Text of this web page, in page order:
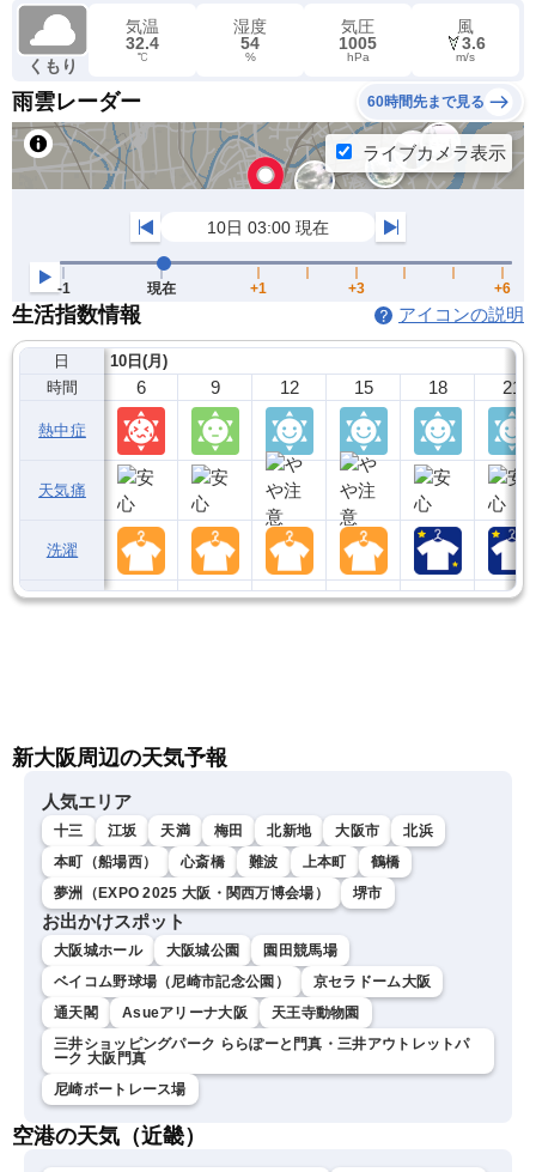
くもり
気温
32.4
℃
湿度
54
%
気圧
1005
hPa
風
3.6
m/s
雨雲レーダー 60時間先まで見る
生活指数情報 アイコンの説明
日
時間
熱中症
天気痛
洗濯
10日(月)
6 9 12 15 18 21
新大阪周辺の天気予報
人気エリア
十三 江坂 天満 梅田 北新地 大阪市
北浜
本町（船場西）
心斎橋 難波 上本町
鶴橋
夢洲（EXPO 2025 大阪・関西万博会場）
堺市
お出かけスポット
大阪城ホール 大阪城公園
園田競馬場
ベイコム野球場（尼崎市記念公園）
京セラドーム大阪
通天閣
Asueアリーナ大阪
天王寺動物園
三井ショッピングパーク ららぽーと門真・三井アウトレットパ
ーク 大阪門真
尼崎ボートレース場
空港の天気（近畿）